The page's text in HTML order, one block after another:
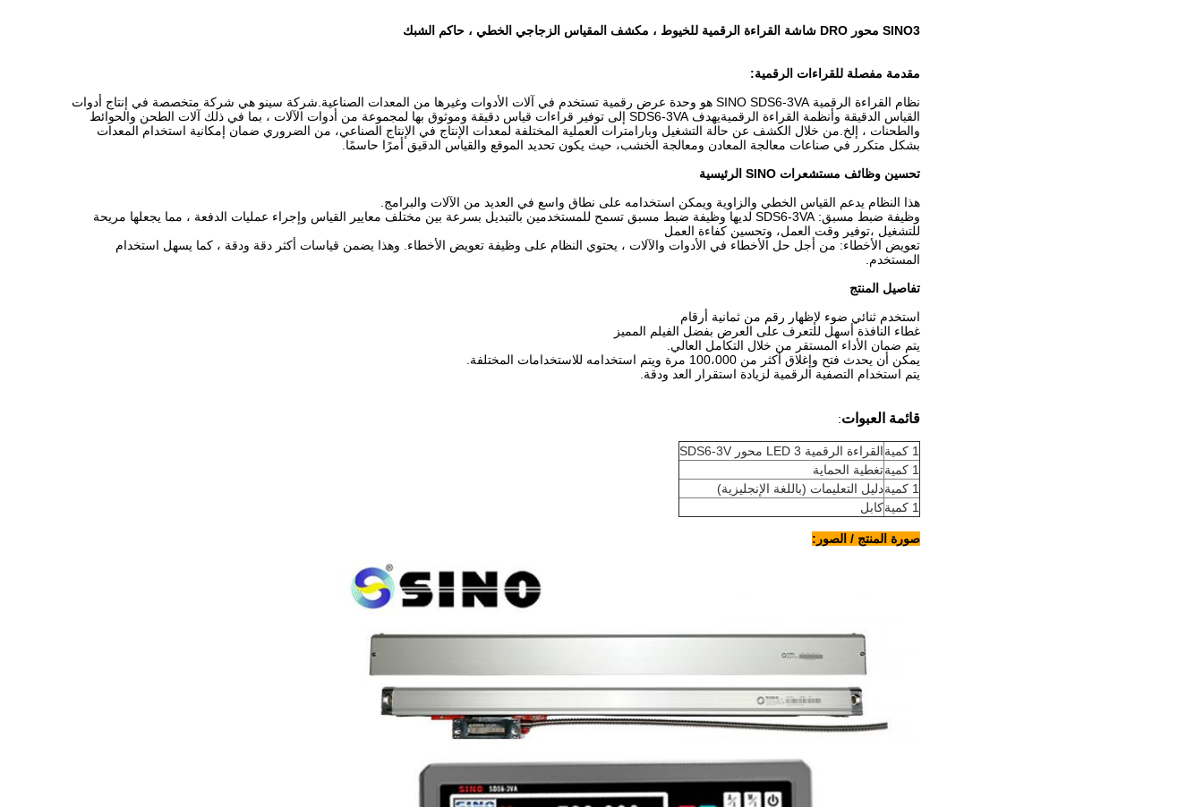
SINO3 محور DRO شاشة القراءة الرقمية للخيوط ، مكشف المقياس الزجاجي الخطي ، حاكم الشبك
مقدمة مفصلة للقراءات الرقمية:
نظام القراءة الرقمية SINO SDS6-3VA هو وحدة عرض رقمية تستخدم في آلات الأدوات وغيرها من المعدات الصناعية.شركة سينو هي شركة متخصصة في إنتاج أدوات
القياس الدقيقة وأنظمة القراءة الرقميةيهدف SDS6-3VA إلى توفير قراءات قياس دقيقة وموثوق بها لمجموعة من أدوات الآلات ، بما في ذلك آلات الطحن والحوائط
والطحنات ، إلخ.من خلال الكشف عن حالة التشغيل وبارامترات العملية المختلفة لمعدات الإنتاج في الإنتاج الصناعي، من الضروري ضمان إمكانية استخدام المعدات
بشكل متكرر في صناعات معالجة المعادن ومعالجة الخشب، حيث يكون تحديد الموقع والقياس الدقيق أمرًا حاسمًا.
تحسين وظائف مستشعرات SINO الرئيسية
هذا النظام يدعم القياس الخطي والزاوية ويمكن استخدامه على نطاق واسع في العديد من الآلات والبرامج.
وظيفة ضبط مسبق: SDS6-3VA لديها وظيفة ضبط مسبق تسمح للمستخدمين بالتبديل بسرعة بين مختلف معايير القياس وإجراء عمليات الدفعة ، مما يجعلها مريحة
للتشغيل ،توفير وقت العمل، وتحسين كفاءة العمل
تعويض الأخطاء: من أجل حل الأخطاء في الأدوات والآلات ، يحتوي النظام على وظيفة تعويض الأخطاء. وهذا يضمن قياسات أكثر دقة ودقة ، كما يسهل استخدام
المستخدم.
تفاصيل المنتج
استخدم ثنائي ضوء لإظهار رقم من ثمانية أرقام
غطاء النافذة أسهل للتعرف على العرض بفضل الفيلم المميز
يتم ضمان الأداء المستقر من خلال التكامل العالي.
يمكن أن يحدث فتح وإغلاق أكثر من 100،000 مرة ويتم استخدامه للاستخدامات المختلفة.
يتم استخدام التصفية الرقمية لزيادة استقرار العد ودقة.
قائمة العبوات:
1 كمية
القراءة الرقمية LED 3 محور SDS6-3V
1 كمية
تغطية الحماية
1 كمية
دليل التعليمات (باللغة الإنجليزية)
1 كمية
كابل
صورة المنتج / الصور: